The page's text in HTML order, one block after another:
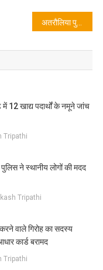
12 खाद्य पदार्थों के नमूने जांच
Tripathi
ने स्थानीय लोगों की मदद
Tripathi
वाले गिरोह का सदस्य
कार्ड बरामद
Tripathi